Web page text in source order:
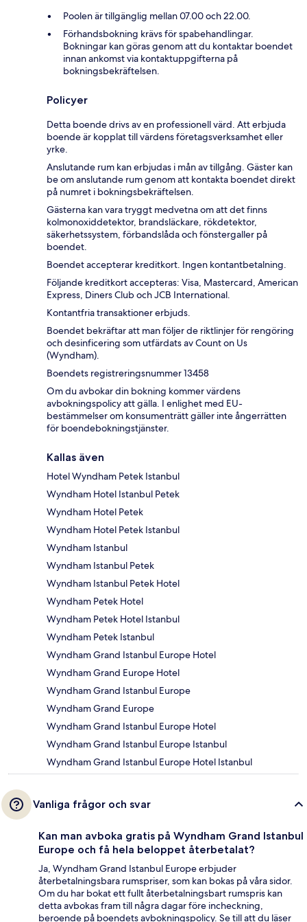
Poolen är tillgänglig mellan 07.00 och 22.00.
Förhandsbokning krävs för spabehandlingar.
Bokningar kan göras genom att du kontaktar boendet
innan ankomst via kontaktuppgifterna på
bokningsbekräftelsen.
Policyer
Detta boende drivs av en professionell värd. Att erbjuda
boende är kopplat till värdens företagsverksamhet eller
yrke.
Anslutande rum kan erbjudas i mån av tillgång. Gäster kan
be om anslutande rum genom att kontakta boendet direkt
på numret i bokningsbekräftelsen.
Gästerna kan vara tryggt medvetna om att det finns
kolmonoxiddetektor, brandsläckare, rökdetektor,
säkerhetssystem, förbandslåda och fönstergaller på
boendet.
Boendet accepterar kreditkort. Ingen kontantbetalning.
Följande kreditkort accepteras: Visa, Mastercard, American
Express, Diners Club och JCB International.
Kontantfria transaktioner erbjuds.
Boendet bekräftar att man följer de riktlinjer för rengöring
och desinficering som utfärdats av Count on Us
(Wyndham).
Boendets registreringsnummer 13458
Om du avbokar din bokning kommer värdens
avbokningspolicy att gälla. I enlighet med EU-
bestämmelser om konsumenträtt gäller inte ångerrätten
för boendebokningstjänster.
Kallas även
Hotel Wyndham Petek Istanbul
Wyndham Hotel Istanbul Petek
Wyndham Hotel Petek
Wyndham Hotel Petek Istanbul
Wyndham Istanbul
Wyndham Istanbul Petek
Wyndham Istanbul Petek Hotel
Wyndham Petek Hotel
Wyndham Petek Hotel Istanbul
Wyndham Petek Istanbul
Wyndham Grand Istanbul Europe Hotel
Wyndham Grand Europe Hotel
Wyndham Grand Istanbul Europe
Wyndham Grand Europe
Wyndham Grand Istanbul Europe Hotel
Wyndham Grand Istanbul Europe Istanbul
Wyndham Grand Istanbul Europe Hotel Istanbul
Vanliga frågor och svar
Kan man avboka gratis på Wyndham Grand Istanbul
Europe och få hela beloppet återbetalat?
Ja, Wyndham Grand Istanbul Europe erbjuder
återbetalningsbara rumspriser, som kan bokas på våra sidor.
Om du har bokat ett fullt återbetalningsbart rumspris kan
detta avbokas fram till några dagar före incheckning,
beroende på boendets avbokningspolicy. Se till att du läser